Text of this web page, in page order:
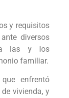
y requisitos
diversos
las y los
familiar.
enfrentó
vivienda, y